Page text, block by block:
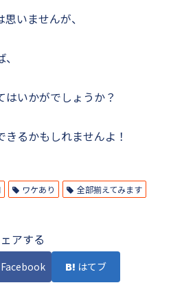
いませんが、
いかがでしょうか？
るかもしれませんよ！
ワケあり
全部揃えてみます
アする
Facebook はてブ